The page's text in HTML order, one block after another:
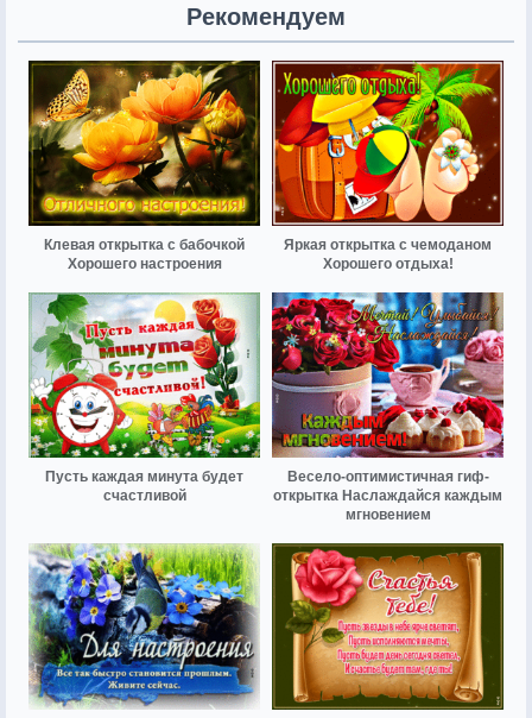
Рекомендуем
Клевая открытка с бабочкой
Хорошего настроения
Яркая открытка с чемоданом
Хорошего отдыха!
Пусть каждая минута будет
счастливой
Весело-оптимистичная гиф-
открытка Наслаждайся каждым
мгновением